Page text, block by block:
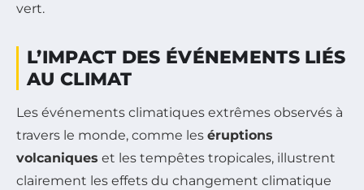
vert.
L’IMPACT DES ÉVÉNEMENTS LIÉS
AU CLIMAT
Les événements climatiques extrêmes observés à
travers le monde, comme les éruptions
volcaniques et les tempêtes tropicales, illustrent
clairement les effets du changement climatique